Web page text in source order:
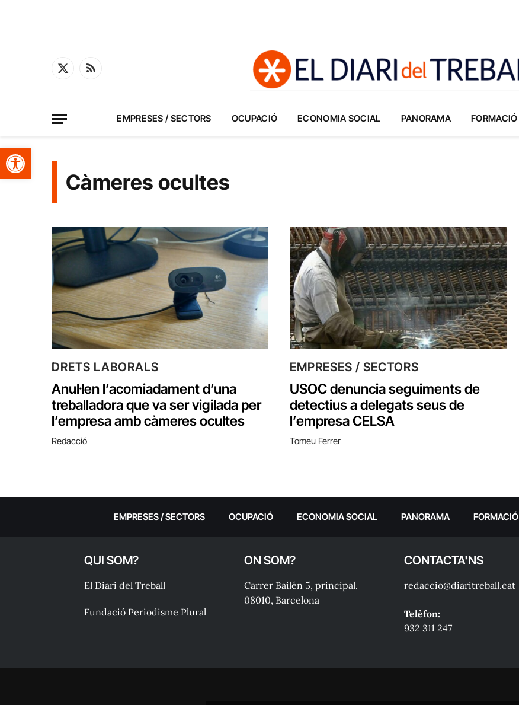
Obre la barra d'eines
X
RSS
EMPRESES / SECTORS OCUPACIÓ ECONOMIA SOCIAL PANORAMA FORMACIÓ
Càmeres ocultes
DRETS LABORALS
Anul·len l’acomiadament d’una
treballadora que va ser vigilada per
l’empresa amb càmeres ocultes
Redacció
EMPRESES / SECTORS
USOC denuncia seguiments de
detectius a delegats seus de
l’empresa CELSA
Tomeu Ferrer
EMPRESES / SECTORS OCUPACIÓ ECONOMIA SOCIAL PANORAMA FORMACIÓ
QUI SOM?
El Diari del Treball
Fundació Periodisme Plural
ON SOM?
Carrer Bailén 5, principal.
08010, Barcelona
CONTACTA'NS
redaccio@diaritreball.cat
Telèfon:
932 311 247